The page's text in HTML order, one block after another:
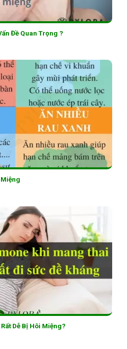
Đề Quan Trọng ?
Dễ Bị Hôi Miệng?